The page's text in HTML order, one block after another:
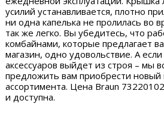
усилий устанавливается, плотно
ни одна капелька не пролилась во
так же легко. Вы убедитесь, что
комбайнами, которые предлагает
магазин, одно удовольствие. А
аксессуаров выйдет из строя – мы
предложить вам приобрести новый
ассортимента. Цена Braun
и доступна.